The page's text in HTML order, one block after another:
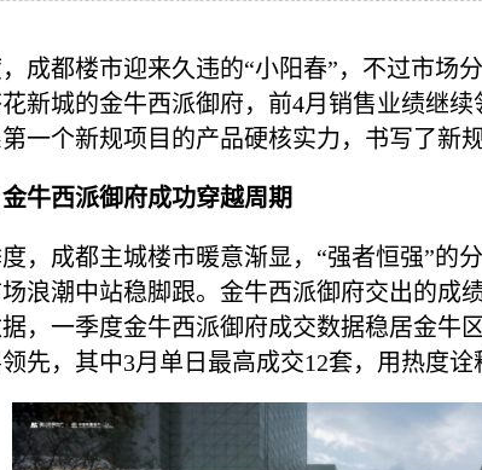
成都楼市迎来久违的“小阳春”，不过市场
新城的金牛西派御府，前4月销售业绩继
一个新规项目的产品硬核实力，书写了新
牛西派御府成功穿越周期
，成都主城楼市暖意渐显，“强者恒强”的
浪潮中站稳脚跟。金牛西派御府交出的成
，一季度金牛西派御府成交数据稳居金牛
先，其中3月单日最高成交12套，用热度诠